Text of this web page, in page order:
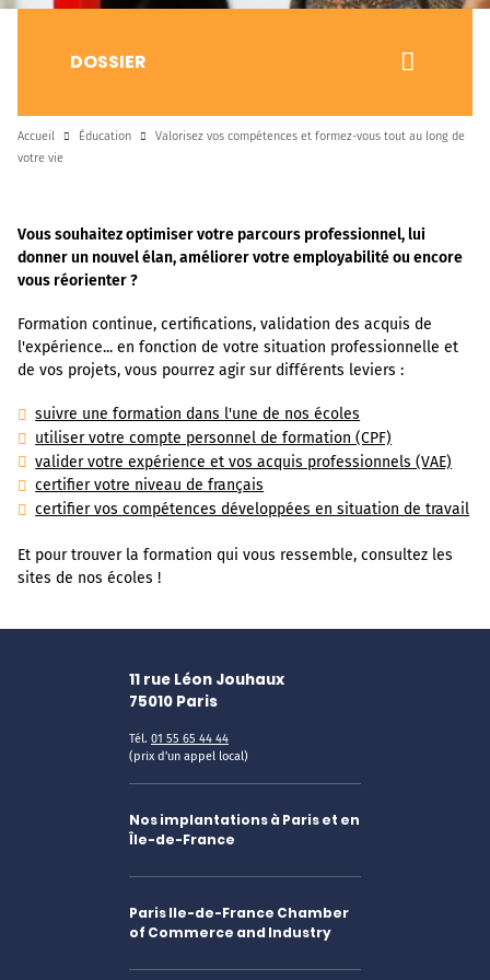
DOSSIER
Accueil Éducation
Valorisez vos compétences et formez-vous tout au long de
votre vie
Vous souhaitez optimiser votre parcours professionnel, lui
donner un nouvel élan, améliorer votre employabilité ou encore
vous réorienter ?
Formation continue, certifications, validation des acquis de
l'expérience... en fonction de votre situation professionnelle et
de vos projets, vous pourrez agir sur différents leviers :
suivre une formation dans l'une de nos écoles
utiliser votre compte personnel de formation (CPF)
valider votre expérience et vos acquis professionnels (VAE)
certifier votre niveau de français
certifier vos compétences développées en situation de travail
Et pour trouver la formation qui vous ressemble, consultez les
sites de nos écoles !
11 rue Léon Jouhaux
75010 Paris
Tél. 01 55 65 44 44
(prix d'un appel local)
Nos implantations à Paris et en
Île-de-France
Paris Ile-de-France Chamber
of Commerce and Industry